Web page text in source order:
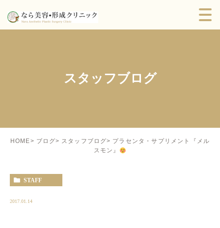
スタッフブログ
HOME ブログ スタッフブログ
プラセンタ・サプリメント『メル
スモン』
STAFF
2017.01.14